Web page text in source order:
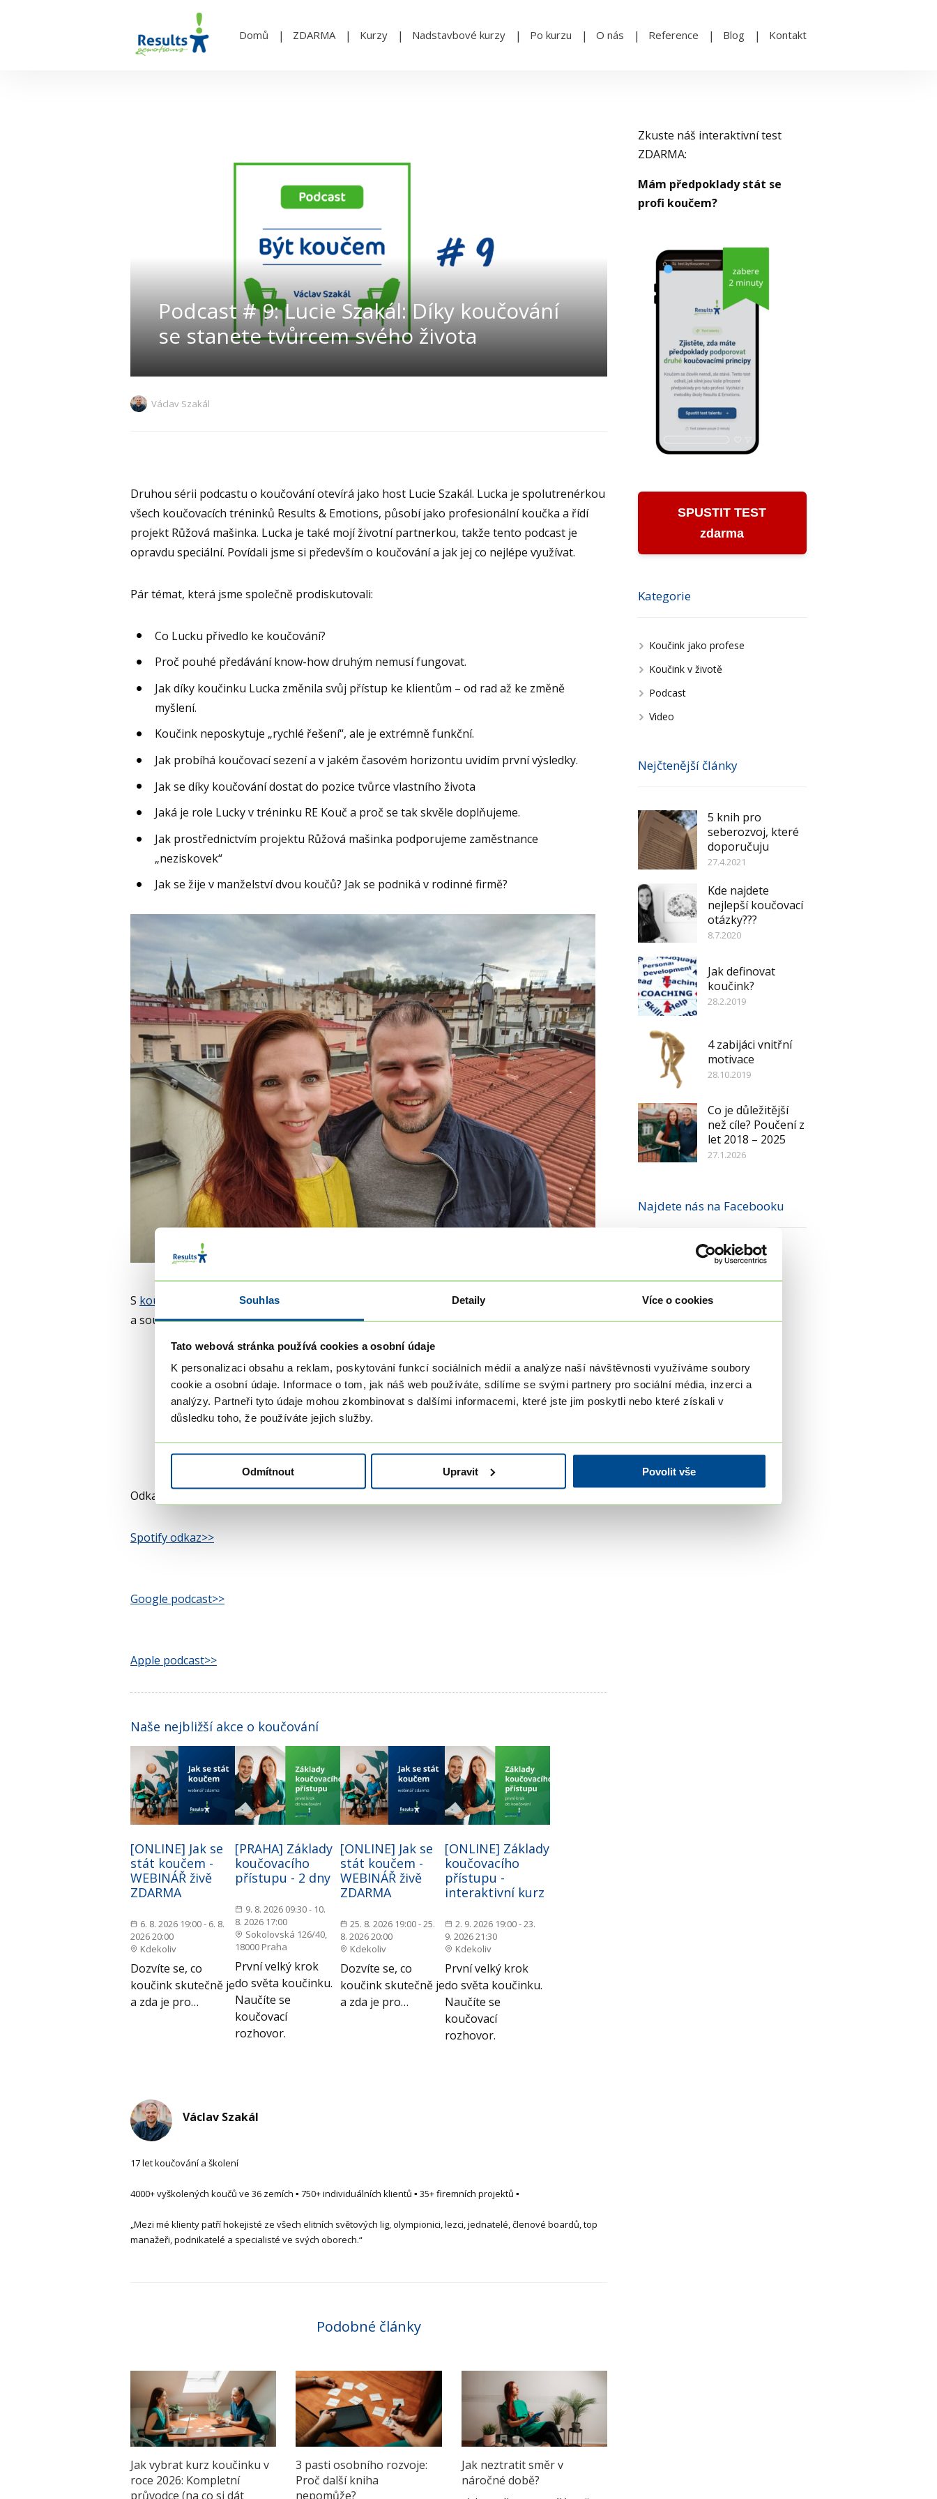
Souhlas Detaily Více o cookies
Tato webová stránka používá cookies a osobní údaje
K personalizaci obsahu a reklam, poskytování funkcí sociálních médií a analýze naší návštěvnosti využíváme soubory
cookie a osobní údaje. Informace o tom, jak náš web používáte, sdílíme se svými partnery pro sociální média, inzerci a
analýzy. Partneři tyto údaje mohou zkombinovat s dalšími informacemi, které jste jim poskytli nebo které získali v
důsledku toho, že používáte jejich služby.
Odmítnout Upravit Povolit vše
Domů ZDARMA Kurzy Nadstavbové kurzy Po kurzu O nás Reference Blog Kontakt
Podcast # 9: Lucie Szakál: Díky koučování
se stanete tvůrcem svého života
Václav Szakál
Druhou sérii podcastu o koučování otevírá jako host Lucie Szakál. Lucka je spolutrenérkou
všech koučovacích tréninků Results & Emotions, působí jako profesionální koučka a řídí
projekt Růžová mašinka. Lucka je také mojí životní partnerkou, takže tento podcast je
opravdu speciální. Povídali jsme si především o koučování a jak jej co nejlépe využívat.
Pár témat, která jsme společně prodiskutovali:
Co Lucku přivedlo ke koučování?
Proč pouhé předávání know-how druhým nemusí fungovat.
Jak díky koučinku Lucka změnila svůj přístup ke klientům – od rad až ke změně
myšlení.
Koučink neposkytuje „rychlé řešení“, ale je extrémně funkční.
Jak probíhá koučovací sezení a v jakém časovém horizontu uvidím první výsledky.
Jak se díky koučování dostat do pozice tvůrce vlastního života
Jaká je role Lucky v tréninku RE Kouč a proč se tak skvěle doplňujeme.
Jak prostřednictvím projektu Růžová mašinka podporujeme zaměstnance
„neziskovek“
Jak se žije v manželství dvou koučů? Jak se podniká v rodinné firmě?
S koučkou Luckou
jsme probrali řadu myšlenek a podělili se o poznatky z naší spolupráce
a soužití.
Odkazy, které vás navedou k poslechu 9. epizody (25 minut):
Spotify odkaz>>
Google podcast>>
Apple podcast>>
Naše nejbližší akce o koučování
[ONLINE] Jak se
stát koučem -
WEBINÁŘ živě
ZDARMA
6. 8. 2026 19:00 - 6. 8.
2026 20:00
Kdekoliv
Dozvíte se, co
koučink skutečně je
a zda je pro…
[PRAHA] Základy
koučovacího
přístupu - 2 dny
9. 8. 2026 09:30 - 10.
8. 2026 17:00
Sokolovská 126/40,
18000 Praha
První velký krok
do světa koučinku.
Naučíte se
koučovací
rozhovor.
[ONLINE] Jak se
stát koučem -
WEBINÁŘ živě
ZDARMA
25. 8. 2026 19:00 - 25.
8. 2026 20:00
Kdekoliv
Dozvíte se, co
koučink skutečně je
a zda je pro…
[ONLINE] Základy
koučovacího
přístupu -
interaktivní kurz
2. 9. 2026 19:00 - 23.
9. 2026 21:30
Kdekoliv
První velký krok
do světa koučinku.
Naučíte se
koučovací
rozhovor.
Václav Szakál
17 let koučování a školení
4000+ vyškolených koučů ve 36 zemích ▪ 750+ individuálních klientů ▪ 35+ firemních projektů ▪
„Mezi mé klienty patří hokejisté ze všech elitních světových lig, olympionici, lezci, jednatelé, členové boardů, top
manažeři, podnikatelé a specialisté ve svých oborech.“
Podobné články
Jak vybrat kurz koučinku v
roce 2026: Kompletní
průvodce (na co si dát
3 pasti osobního rozvoje:
Proč další kniha
nepomůže?
Jak neztratit směr v
náročné době?
Zkuste náš interaktivní test
ZDARMA:
Mám předpoklady stát se
profi koučem?
SPUSTIT TEST
zdarma
Kategorie
Koučink jako profese
Koučink v životě
Podcast
Video
Nejčtenější články
5 knih pro
seberozvoj, které
doporučuju
27.4.2021
Kde najdete
nejlepší koučovací
otázky???
8.7.2020
Jak definovat
koučink?
28.2.2019
4 zabijáci vnitřní
motivace
28.10.2019
Co je důležitější
než cíle? Poučení z
let 2018 – 2025
27.1.2026
Najdete nás na Facebooku